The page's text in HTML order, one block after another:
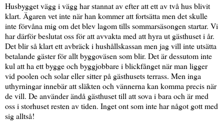
Husbygget vägg i vägg har stannat av efter att ett av två hus blivit
klart. Ägaren vet inte när han kommer att fortsätta men det skulle
inte förvåna mig om det blev lagom tills sommarsäsongen startar. Vi
har därför beslutat oss för att avvakta med att hyra ut gästhuset i år.
Det blir så klart ett avbräck i hushållskassan men jag vill inte utsätta
betalande gäster för allt byggoväsen som blir. Det är dessutom inte
kul att ha ett bygge och byggjobbare i blickfånget när man ligger
vid poolen och solar eller sitter på gästhusets terrass. Men inga
uthyrningar innebär att släkten och vännerna kan komma precis när
de vill. De använder ändå gästhuset till att sova i bara och är med
oss i storhuset resten av tiden. Inget ont som inte har något gott med
sig alltså!